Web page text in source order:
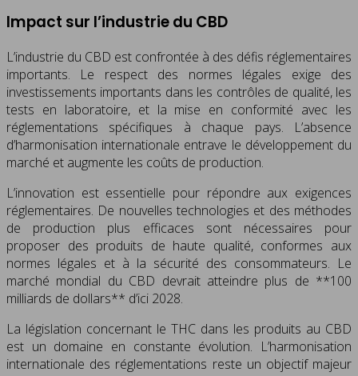
Impact sur l’industrie du CBD
L’industrie du CBD est confrontée à des défis réglementaires
importants. Le respect des normes légales exige des
investissements importants dans les contrôles de qualité, les
tests en laboratoire, et la mise en conformité avec les
réglementations spécifiques à chaque pays. L’absence
d’harmonisation internationale entrave le développement du
marché et augmente les coûts de production.
L’innovation est essentielle pour répondre aux exigences
réglementaires. De nouvelles technologies et des méthodes
de production plus efficaces sont nécessaires pour
proposer des produits de haute qualité, conformes aux
normes légales et à la sécurité des consommateurs. Le
marché mondial du CBD devrait atteindre plus de **100
milliards de dollars** d’ici 2028.
La législation concernant le THC dans les produits au CBD
est un domaine en constante évolution. L’harmonisation
internationale des réglementations reste un objectif majeur